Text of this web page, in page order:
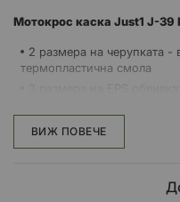
Mотокрос каска Just1 J-
2 размера на черупката -
термопластична смола
Система за закопчаване
Сваляща се и подлежаща
Напълно проветрива
ВИЖ ПОВЕЧЕ